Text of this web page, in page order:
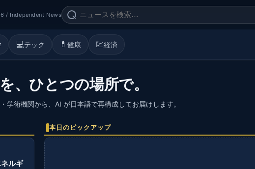
/ Independent News
💻テック 💊 健康 💹経済
、ひとつの場所で。
学術機関から、AI が日本語で再構成してお届けします。
ルギ
本日のピックアップ